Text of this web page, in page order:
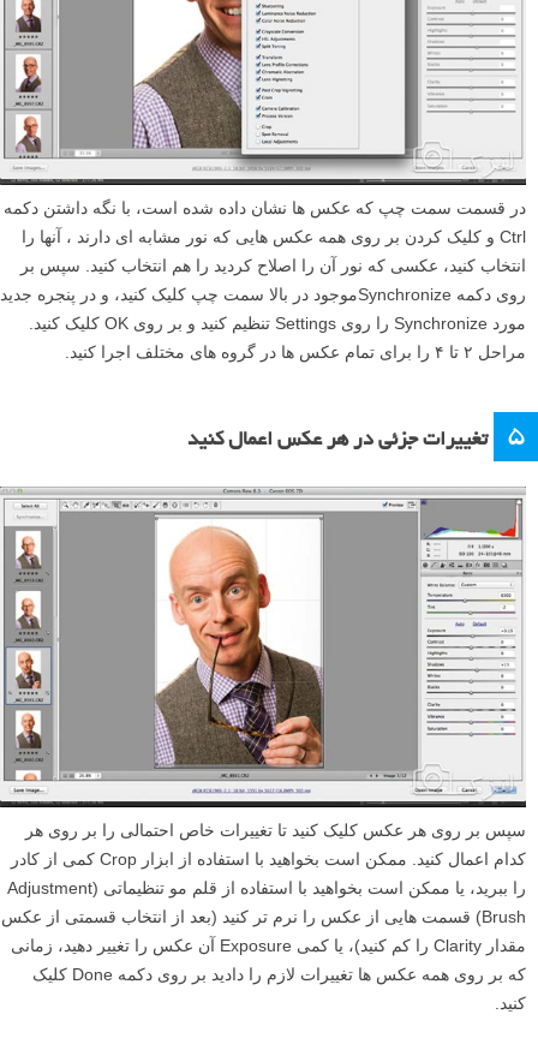
در قسمت سمت چپ که عکس ها نشان داده شده است، با نگه داشتن دکمه
Ctrl و کلیک کردن بر روی همه عکس هایی که نور مشابه ای دارند ، آنها را
انتخاب کنید، عکسی که نور آن را اصلاح کردید را هم انتخاب کنید. سپس بر
روی دکمه Synchronizeموجود در بالا سمت چپ کلیک کنید، و در پنجره جدید
مورد Synchronize را روی Settings تنظیم کنید و بر روی OK کلیک کنید.
مراحل ۲ تا ۴ را برای تمام عکس ها در گروه های مختلف اجرا کنید.
۵ تغییرات جزئی در هر عکس اعمال کنید
سپس بر روی هر عکس کلیک کنید تا تغییرات خاص احتمالی را بر روی هر
کدام اعمال کنید. ممکن است بخواهید با استفاده از ابزار Crop کمی از کادر
را ببرید، یا ممکن است بخواهید با استفاده از قلم مو تنظیماتی (Adjustment
Brush) قسمت هایی از عکس را نرم تر کنید (بعد از انتخاب قسمتی از عکس
مقدار Clarity را کم کنید)، یا کمی Exposure آن عکس را تغییر دهید، زمانی
که بر روی همه عکس ها تغییرات لازم را دادید بر روی دکمه Done کلیک
کنید.